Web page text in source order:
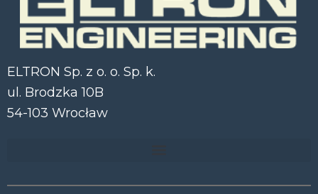
ELTRON Sp. z o. o. Sp. k.
ul. Brodzka 10B
54-103 Wrocław